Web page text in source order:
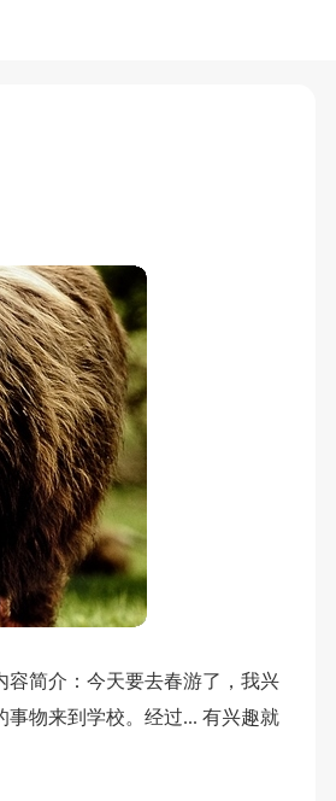
简介：今天要去春游了，我兴
物来到学校。经过... 有兴趣就